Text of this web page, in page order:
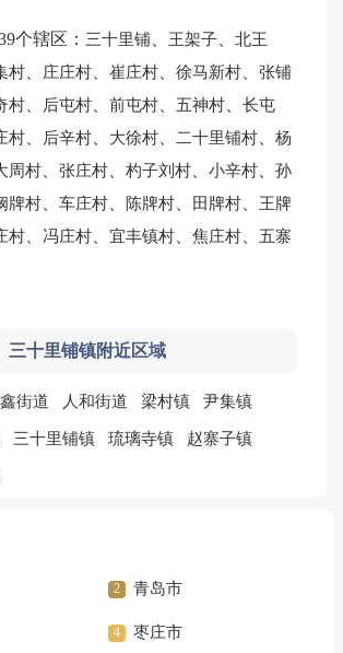
个辖区： 三十里铺 王架子
北王
村 庄庄村 崔庄村 徐马新村
张铺
村 后屯村 前屯村 五神村
长屯
村 后辛村 大徐村 二十里铺村
杨
周村 张庄村 杓子刘村 小辛村
孙
牌村 车庄村 陈牌村 田牌村
王牌
村 冯庄村 宜丰镇村 焦庄村
五寨
三十里铺镇附近区域
街道 人和街道 梁村镇 尹集镇
三十里铺镇 琉璃寺镇 赵寨子镇
青岛市
枣庄市